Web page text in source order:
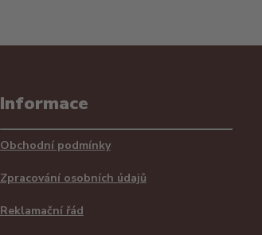
Informace
Obchodní podmínky
Zpracování osobních údajů
Reklamační řád